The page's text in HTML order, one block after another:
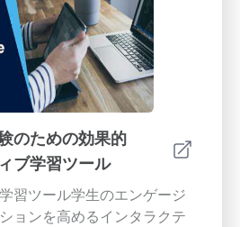
のための効果的
ブ学習ツール
習ツール学生のエンゲージ
ョンを高めるインタラクテ